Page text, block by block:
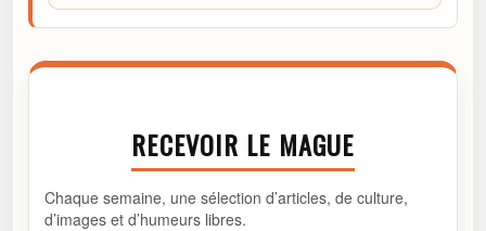
RECEVOIR LE MAGUE
Chaque semaine, une sélection d’articles, de culture,
d’images et d’humeurs libres.